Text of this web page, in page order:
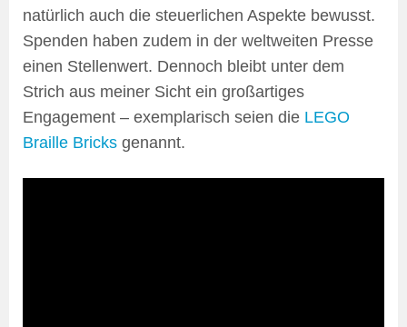
natürlich auch die steuerlichen Aspekte bewusst.
Spenden haben zudem in der weltweiten Presse
einen Stellenwert. Dennoch bleibt unter dem
Strich aus meiner Sicht ein großartiges
Engagement – exemplarisch seien die LEGO
Braille Bricks genannt.